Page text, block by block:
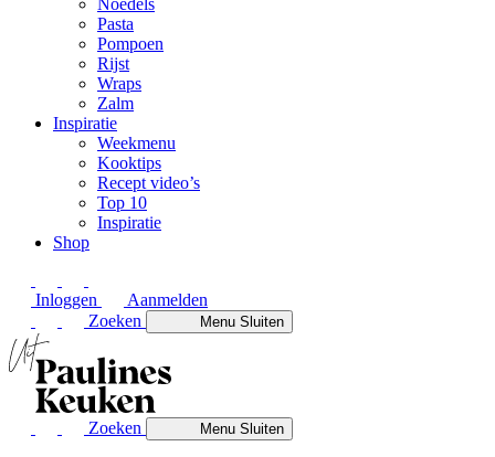
Noedels
Pasta
Pompoen
Rijst
Wraps
Zalm
Inspiratie
Weekmenu
Kooktips
Recept video’s
Top 10
Inspiratie
Shop
Inloggen
Aanmelden
Zoeken
MenuSluiten
Zoeken MenuSluiten